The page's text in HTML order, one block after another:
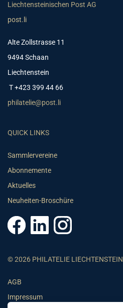
Liechtensteinischen Post AG
post.li
Alte Zollstrasse 11
9494 Schaan
Liechtenstein
T +423 399 44 66
philatelie@post.li
QUICK LINKS
Sammlervereine
Abonnemente
Aktuelles
Neuheiten-Broschüre
© 2026 PHILATELIE LIECHTENSTEIN
AGB
Impressum